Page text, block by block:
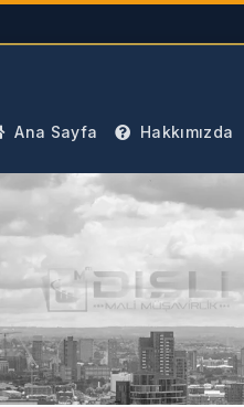
Ana Sayfa Hakkımızda